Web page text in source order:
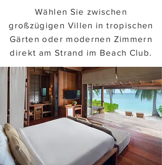
Wählen Sie zwischen
großzügigen Villen in tropischen
Gärten oder modernen Zimmern
direkt am Strand im Beach Club.